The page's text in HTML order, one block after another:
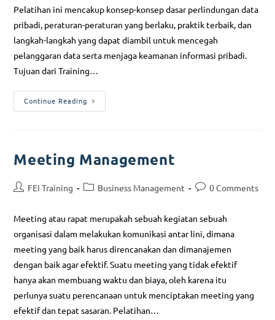
Pelatihan ini mencakup konsep-konsep dasar perlindungan data
pribadi, peraturan-peraturan yang berlaku, praktik terbaik, dan
langkah-langkah yang dapat diambil untuk mencegah
pelanggaran data serta menjaga keamanan informasi pribadi.
Tujuan dari Training…
Continue Reading
Meeting Management
FEI Training Business Management 0 Comments
Meeting atau rapat merupakah sebuah kegiatan sebuah
organisasi dalam melakukan komunikasi antar lini, dimana
meeting yang baik harus direncanakan dan dimanajemen
dengan baik agar efektif. Suatu meeting yang tidak efektif
hanya akan membuang waktu dan biaya, oleh karena itu
perlunya suatu perencanaan untuk menciptakan meeting yang
efektif dan tepat sasaran. Pelatihan…